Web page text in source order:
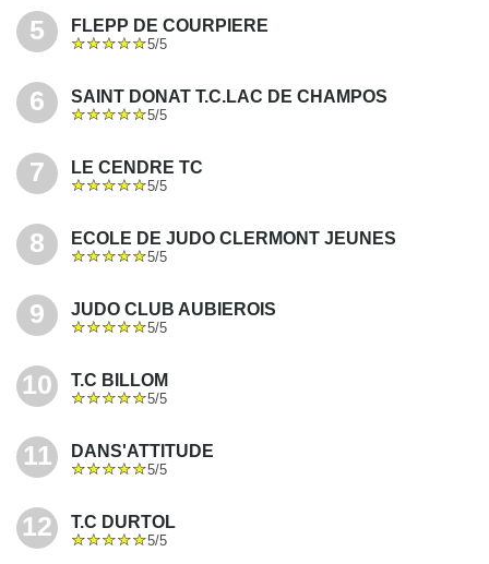
5 FLEPP DE COURPIERE
5/5
6 SAINT DONAT T.C.LAC DE CHAMPOS
5/5
7 LE CENDRE TC
5/5
8 ECOLE DE JUDO CLERMONT JEUNES
5/5
9 JUDO CLUB AUBIEROIS
5/5
10 T.C BILLOM
5/5
11 DANS'ATTITUDE
5/5
12 T.C DURTOL
5/5